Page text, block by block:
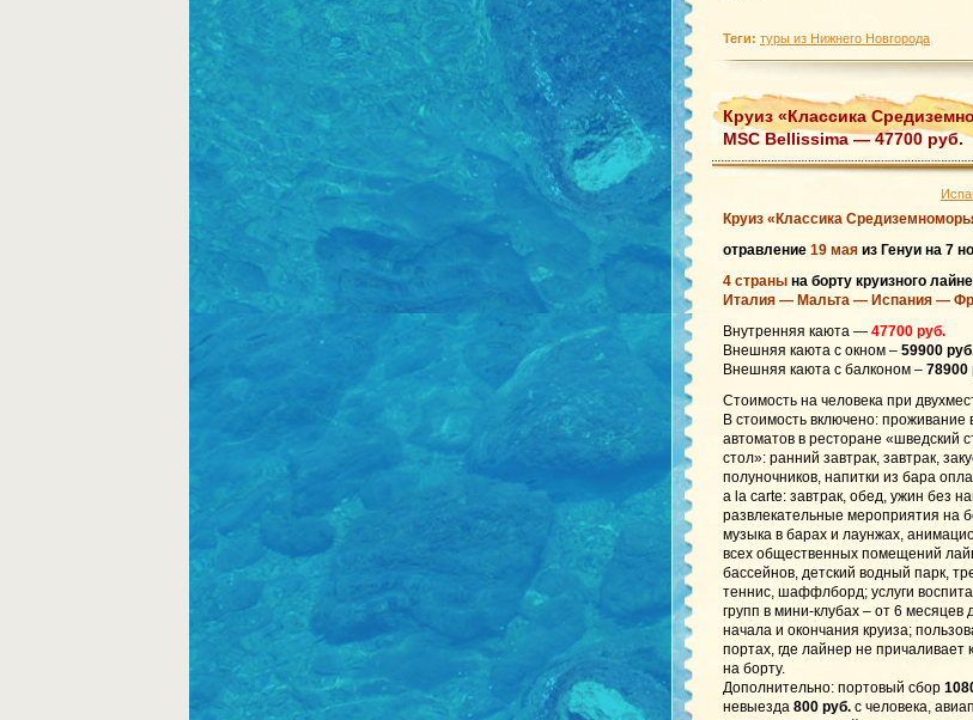
Теги: туры из Нижнего Новгорода
Круиз «Классика
MSC Bellissima — 47700 руб.
Круиз «Классика
отравление 19 мая из Генуи на 7
4 страны на борту круизного
Италия — Мальта — Испания —
Внутренняя каюта — 47700 руб.
Внешняя каюта с окном – 59900
Внешняя каюта с балконом – 78900
Стоимость на человека при
В стоимость включено: проживание
автоматов в ресторане «шведский
стол»: ранний завтрак, завтрак,
полуночников, напитки из бара
a la carte: завтрак, обед, ужин без
развлекательные мероприятия на
музыка в барах и лаунжах,
всех общественных помещений
бассейнов, детский водный парк,
теннис, шаффлборд; услуги
групп в мини-клубах – от 6 месяцев
начала и окончания круиза;
портах, где лайнер не причаливает
на борту.
Дополнительно: портовый сбор
невыезда 800 руб. с человека,